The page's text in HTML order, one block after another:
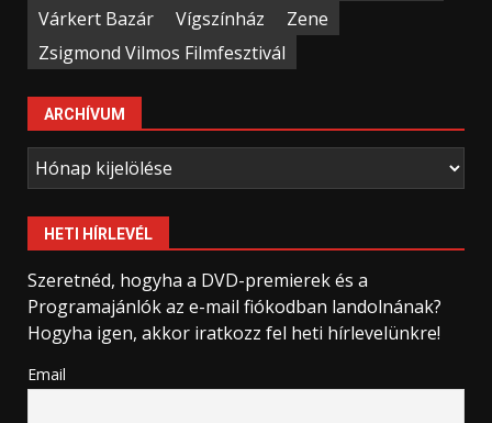
Várkert Bazár
Vígszínház
Zene
Zsigmond Vilmos Filmfesztivál
ARCHÍVUM
Archívum
HETI HÍRLEVÉL
Szeretnéd, hogyha a DVD-premierek és a
Programajánlók az e-mail fiókodban landolnának?
Hogyha igen, akkor iratkozz fel heti hírlevelünkre!
Email